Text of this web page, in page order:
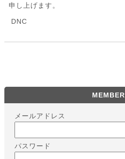
申し上げます。
DNC
MEMBER
メールアドレス
パスワード